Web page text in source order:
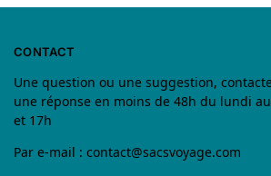
CONTACT
Une question ou une suggestion,
une réponse en moins de 48h du lundi
et 17h
Par e-mail : contact@sacsvoyage.com